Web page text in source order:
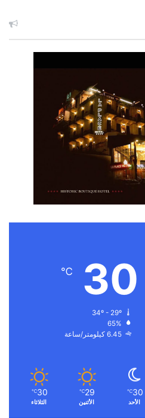
30
℃
65%
6.45 كيلومتر/ساعة
30
℃
الأحد
29
℃
الأثنين
30
℃
الثلاثاء